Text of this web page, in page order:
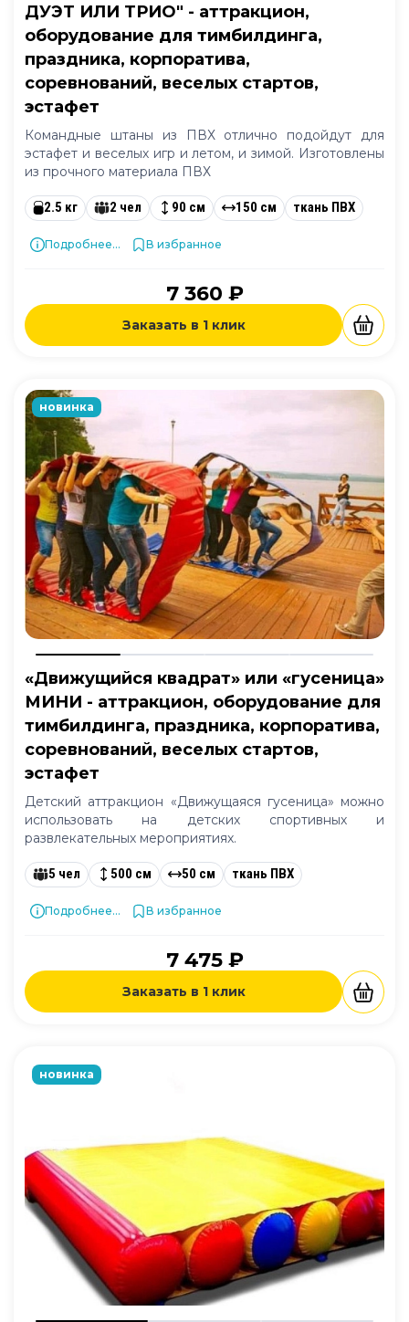
ДУЭТ ИЛИ ТРИО" - аттракцион,
оборудование для тимбилдинга,
праздника, корпоратива,
соревнований, веселых стартов,
эстафет
Командные штаны из ПВХ отлично подойдут для
эстафет и веселых игр и летом, и зимой. Изготовлены
из прочного материала ПВХ
2.5 кг 2 чел 90 см 150 см ткань ПВХ
Подробнее... В избранное
7 360 ₽
Заказать в 1 клик
новинка
«Движущийся квадрат» или «гусеница»
МИНИ - аттракцион, оборудование для
тимбилдинга, праздника, корпоратива,
соревнований, веселых стартов,
эстафет
Детский аттракцион «Движущаяся гусеница» можно
использовать на детских спортивных и
развлекательных мероприятиях.
5 чел 500 см 50 см ткань ПВХ
Подробнее... В избранное
7 475 ₽
Заказать в 1 клик
новинка